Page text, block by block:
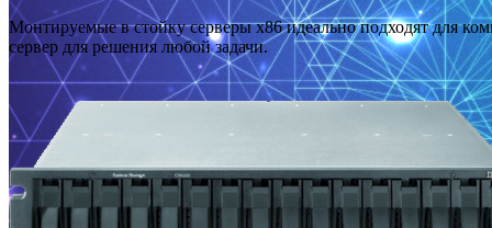
Монтируемые в стойку серверы x86 идеально подходят для
сервер для решения любой задачи.